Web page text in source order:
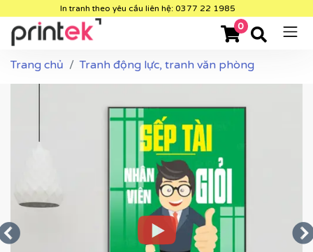
In tranh theo yêu cầu liên hệ: 0377 22 1985
0
Trang chủ Tranh động lực, tranh văn phòng